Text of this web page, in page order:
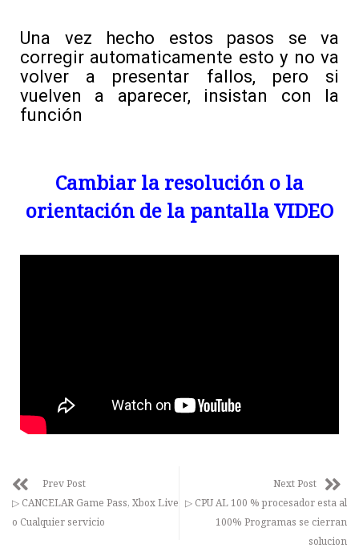
Una vez hecho estos pasos se va
corregir automaticamente esto y no va
volver a presentar fallos, pero si
vuelven a aparecer, insistan con la
función
Cambiar la resolución o la
orientación de la pantalla VIDEO
Prev Post
▷ CANCELAR Game Pass, Xbox Live
o Cualquier servicio
Next Post
▷ CPU AL 100 % procesador esta al
100% Programas se cierran
solucion